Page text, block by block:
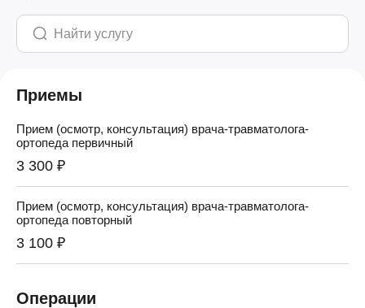
Приемы
Прием (осмотр, консультация) врача-травматолога-
ортопеда первичный
3 300 ₽
Прием (осмотр, консультация) врача-травматолога-
ортопеда повторный
3 100 ₽
Операции